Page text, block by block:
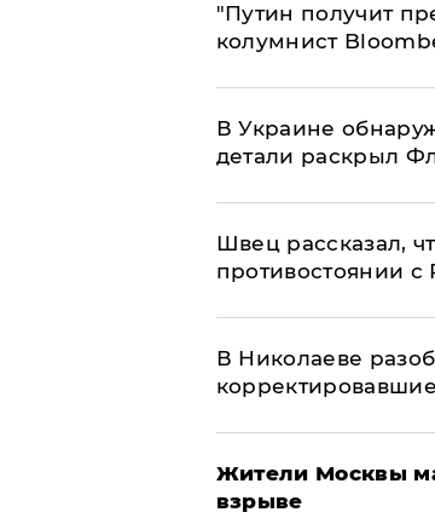
"Путин получит
колумнист
В Украине
детали раскрыл
Швец рассказал,
противостоянии с
В Николаеве
Жители Москвы
взрыве